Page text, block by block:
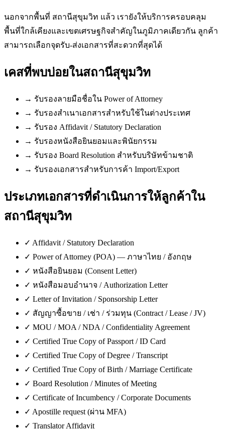
นอกจากพื้นที่ สถานีสุขุมวิท แล้ว เรายังให้บริการครอบคลุม
พื้นที่ใกล้เคียงและเขตเศรษฐกิจสำคัญในภูมิภาคเดียวกัน ลูกค้า
สามารถเลือกจุดรับ-ส่งเอกสารที่สะดวกที่สุดได้
เคสที่พบบ่อยในสถานีสุขุมวิท
→ รับรองลายมือชื่อใน Power of Attorney
→ รับรองสำเนาเอกสารสำหรับใช้ในต่างประเทศ
→ รับรอง Affidavit / Statutory Declaration
→ รับรองหนังสือยินยอมและพินัยกรรม
→ รับรอง Board Resolution สำหรับบริษัทข้ามชาติ
→ รับรองเอกสารสำหรับการค้า Import/Export
ประเภทเอกสารที่ดำเนินการให้ลูกค้าใน
สถานีสุขุมวิท
✓ Affidavit / Statutory Declaration
✓ Power of Attorney (POA) — ภาษาไทย / อังกฤษ
✓ หนังสือยินยอม (Consent Letter)
✓ หนังสือมอบอำนาจ / Authorization Letter
✓ Letter of Invitation / Sponsorship Letter
✓ สัญญาซื้อขาย / เช่า / ร่วมทุน (Contract / Lease / JV)
✓ MOU / MOA / NDA / Confidentiality Agreement
✓ Certified True Copy of Passport / ID Card
✓ Certified True Copy of Degree / Transcript
✓ Certified True Copy of Birth / Marriage Certificate
✓ Board Resolution / Minutes of Meeting
✓ Certificate of Incumbency / Corporate Documents
✓ Apostille request (ผ่าน MFA)
✓ Translator Affidavit